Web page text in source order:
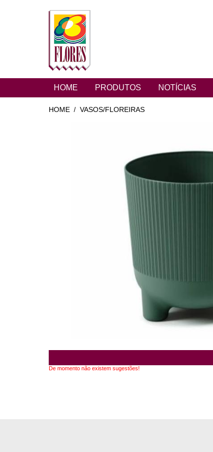
HOME PRODUTOS NOTÍCIAS
HOME / VASOS/FLOREIRAS
De momento não existem sugestões!